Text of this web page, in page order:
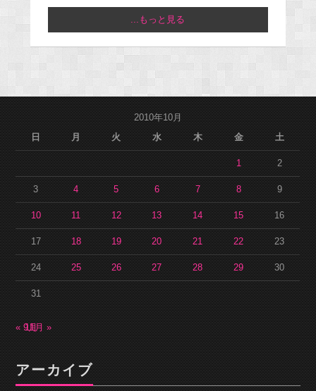
...もっと見る
2010年10月
日
月 火 水 木 金 土
1 2
3 4 5 6 7 8 9
10 11 12 13 14 15 16
17 18 19 20 21 22 23
24 25 26 27 28 29 30
31
« 9月
11月 »
アーカイブ